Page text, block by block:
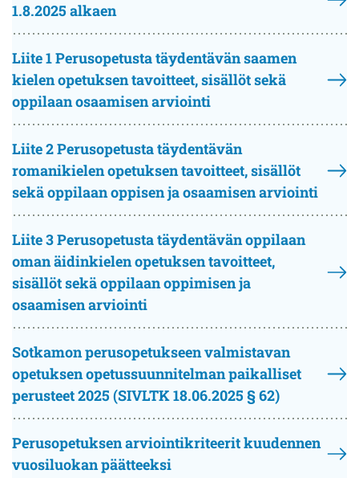
1.8.2025 alkaen
Liite 1 Perusopetusta täydentävän saamen
kielen opetuksen tavoitteet, sisällöt sekä
oppilaan osaamisen arviointi
Liite 2 Perusopetusta täydentävän
romanikielen opetuksen tavoitteet, sisällöt
sekä oppilaan oppisen ja osaamisen arviointi
Liite 3 Perusopetusta täydentävän oppilaan
oman äidinkielen opetuksen tavoitteet,
sisällöt sekä oppilaan oppimisen ja
osaamisen arviointi
Sotkamon perusopetukseen valmistavan
opetuksen opetussuunnitelman paikalliset
perusteet 2025 (SIVLTK 18.06.2025 § 62)
Perusopetuksen arviointikriteerit kuudennen
vuosiluokan päätteeksi